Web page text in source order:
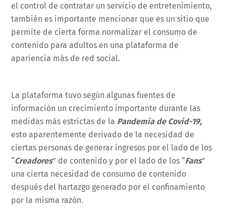
el control de contratar un servicio de entretenimiento,
también es importante mencionar que es un sitio que
permite de cierta forma normalizar el consumo de
contenido para adultos en una plataforma de
apariencia más de red social.
La plataforma tuvo según algunas fuentes de
información un crecimiento importante durante las
medidas más estrictas de la Pandemia de Covid-19,
esto aparentemente derivado de la necesidad de
ciertas personas de generar ingresos por el lado de los
“Creadores” de contenido y por el lado de los “Fans”
una cierta necesidad de consumo de contenido
después del hartazgo generado por el confinamiento
por la misma razón.